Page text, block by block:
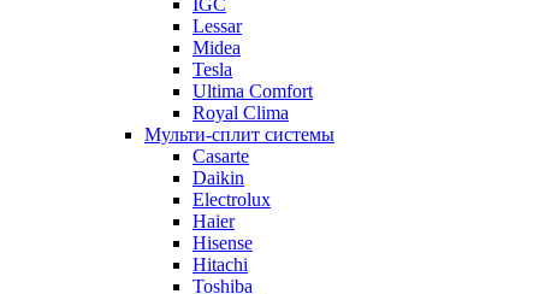
Lessar
Midea
Tesla
Ultima Comfort
Royal Clima
Мульти-сплит системы
Casarte
Daikin
Electrolux
Haier
Hisense
Hitachi
Toshiba